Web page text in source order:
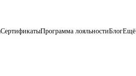
СертификатыПрограмма лояльностиБлогЕщё